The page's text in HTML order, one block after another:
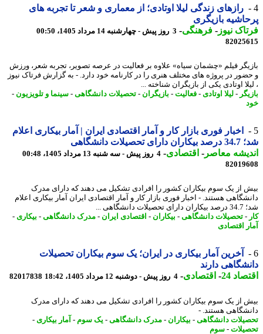
رازهای زندگی لیلا اوتادی؛ از معماری و شعر تا تجربه های
بازیگری
نیوز-فرهنگی-3 روز پیش - چهارشنبه 14 مرداد 1405، 00:50
فیلم «چشمان سیاه» علاوه بر فعالیت در عرصه تصویر، تجربه شعر، ورزش
در پروژه های مختلف هنری را در کارنامه خود دارد. - به گزارش فرتاک نیوز
اوتادی یکی از بازیگران شناخته ...
-لیلا اوتادی-فعالیت-بازیگران- تحصیلات دانشگاهی-سینما و تلویزیون -
اخبار فوری بازار کار و آمار اقتصادی ایران | آمار بیکاری اعلام
دانشگاهی
معاصر-اقتصادی-4 روز پیش - سه شنبه 13 مرداد 1405، 00:48
از یک سوم بیکاران کشور را افرادی تشکیل می دهند که دارای مدرک
هستند. - اخبار فوری بازار کار و آمار اقتصادی ایران آمار بیکاری اعلام
-تحصیلات دانشگاهی-بیکاران- اقتصادی ایران - مدرک دانشگاهی-بیکاری-
اقتصادی
آخرین آمار بیکاری در ایران؛ یک سوم بیکاران تحصیلات
دارند
24
-اقتصادی-4 روز پیش - دوشنبه 12 مرداد 1405، 18:42 82017838
از یک سوم بیکاران کشور را افرادی تشکیل می دهند که دارای مدرک
هستند. -
دانشگاهی-بیکاران- مدرک دانشگاهی-یک سوم-آمار بیکاری-
-سوم